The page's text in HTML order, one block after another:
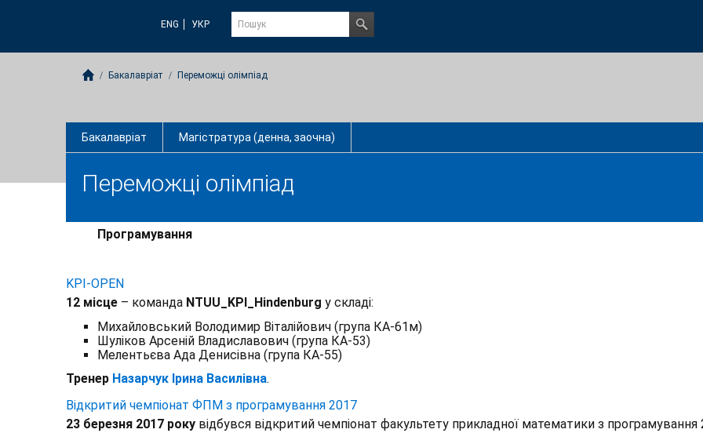
ENG УКР
Бакалавріат Переможці олімпіад
Бакалавріат Магістратура (денна, заочна)
Переможці олімпіад
Програмування
KPI-OPEN
12 місце– команда NTUU_KPI_Hindenburg у складі:
Михайловський Володимир Віталійович (група КА-61м)
Шуліков Арсеній Владиславович (група КА-53)
Мелентьєва Ада Денисівна (група КА-55)
Тренер Назарчук Ірина Василівна.
Відкритий чемпіонат ФПМ з програмування 2017
23 березня 2017 рокувідбувся відкритий чемпіонат факультету прикладної математики з програмування